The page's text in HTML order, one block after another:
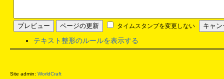
タイムスタンプを変更しない
テキスト整形のルールを表示する
Site admin: WorldCraft